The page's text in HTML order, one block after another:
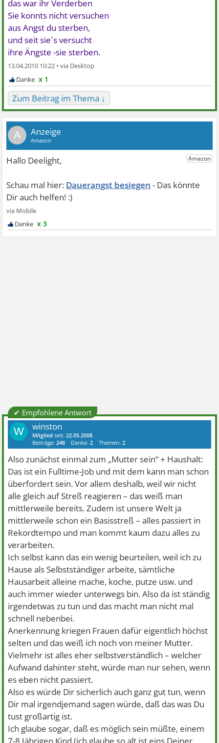
das war ihr Verderben
Sie konnts nicht versuchen
aus Angst du sterben,
und seit sie´s versucht
ihre Ängste -sie sterben.
13.04.2010 10:22 •
x 1
Zum Beitrag im Thema ↓
A
Dauerangst besiegen
x 3
✔ Empfohlene Antwort
W winston
Mitglied seit:22.05.2008
Beiträge:248 Danke:2 Themen:2
Also zunächst einmal zum „Mutter sein“ + Haushalt:
Das ist ein Fulltime-Job und mit dem kann man schon
überfordert sein. Vor allem deshalb, weil wir nicht
alle gleich auf Streß reagieren – das weiß man
mittlerweile bereits. Zudem ist unsere Welt ja
mittlerweile schon ein Basisstreß – alles passiert in
Rekordtempo und man kommt kaum dazu alles zu
verarbeiten.
Ich selbst kann das ein wenig beurteilen, weil ich zu
Hause als Selbstständiger arbeite, sämtliche
Hausarbeit alleine mache, koche, putze usw. und
auch immer wieder unterwegs bin. Also da ist ständig
irgendetwas zu tun und das macht man nicht mal
schnell nebenbei.
Anerkennung kriegen Frauen dafür eigentlich höchst
selten und das weiß ich noch von meiner Mutter.
Vielmehr ist alles eher selbstverständlich – welcher
Aufwand dahinter steht, würde man nur sehen, wenn
es eben nicht passiert.
Also es würde Dir sicherlich auch ganz gut tun, wenn
Dir mal irgendjemand sagen würde, daß das was Du
tust großartig ist.
Ich glaube sogar, daß es möglich sein müßte, einem